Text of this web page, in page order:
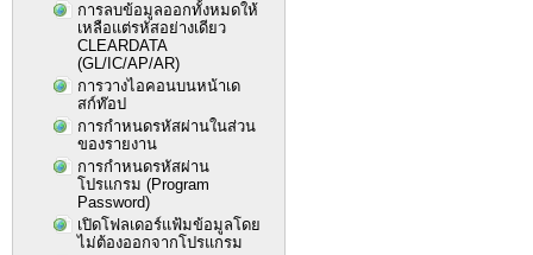
การลบข้อมูลออกทั้งหมดให้
เหลือแต่รหัสอย่างเดียว
CLEARDATA
(GL/IC/AP/AR)
การวางไอคอนบนหน้าเด
สก์ท๊อป
การกำหนดรหัสผ่านในส่วน
ของรายงาน
การกำหนดรหัสผ่าน
โปรแกรม (Program
Password)
เปิดโฟลเดอร์แฟ้มข้อมูลโดย
ไม่ต้องออกจากโปรแกรม